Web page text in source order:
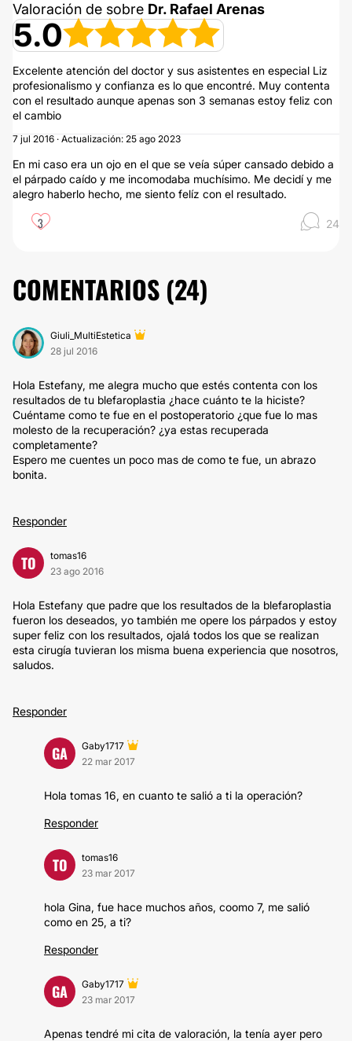
Valoración de sobre Dr. Rafael Arenas
5.0
Excelente atención del doctor y sus asistentes en especial Liz
profesionalismo y confianza es lo que encontré. Muy contenta
con el resultado aunque apenas son 3 semanas estoy feliz con
el cambio
7 jul 2016 · Actualización: 25 ago 2023
En mi caso era un ojo en el que se veía súper cansado debido a
el párpado caído y me incomodaba muchísimo. Me decidí y me
alegro haberlo hecho, me siento felíz con el resultado.
3 24
COMENTARIOS (24)
Giuli_MultiEstetica
28 jul 2016
Hola Estefany, me alegra mucho que estés contenta con los
resultados de tu blefaroplastia ¿hace cuánto te la hiciste?
Cuéntame como te fue en el postoperatorio ¿que fue lo mas
molesto de la recuperación? ¿ya estas recuperada
completamente?
Espero me cuentes un poco mas de como te fue, un abrazo
bonita.
Responder
TO
tomas16
23 ago 2016
Hola Estefany que padre que los resultados de la blefaroplastia
fueron los deseados, yo también me opere los párpados y estoy
super feliz con los resultados, ojalá todos los que se realizan
esta cirugía tuvieran los misma buena experiencia que nosotros,
saludos.
Responder
GA
Gaby1717
22 mar 2017
Hola tomas 16, en cuanto te salió a ti la operación?
Responder
TO
tomas16
23 mar 2017
hola Gina, fue hace muchos años, coomo 7, me salió
como en 25, a ti?
Responder
GA
Gaby1717
23 mar 2017
Apenas tendré mi cita de valoración, la tenía ayer pero